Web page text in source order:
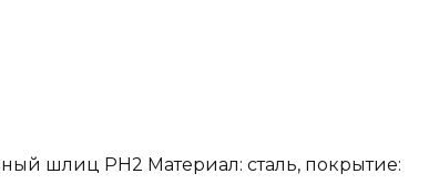
шлиц PH2 Материал: сталь, покрытие: